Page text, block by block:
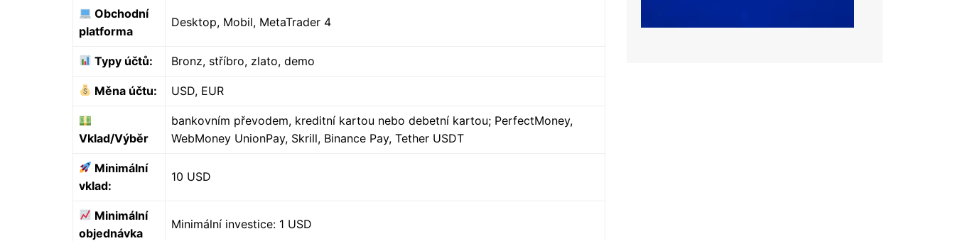
Obchodní
platforma
Desktop, Mobil, MetaTrader 4
Typy účtů: Bronz, stříbro, zlato, demo
Měna účtu: USD, EUR
Vklad/Výběr
bankovním převodem, kreditní kartou nebo debetní kartou; PerfectMoney,
WebMoney UnionPay, Skrill, Binance Pay, Tether USDT
Minimální
vklad:
10 USD
Minimální
objednávka
Minimální investice: 1 USD